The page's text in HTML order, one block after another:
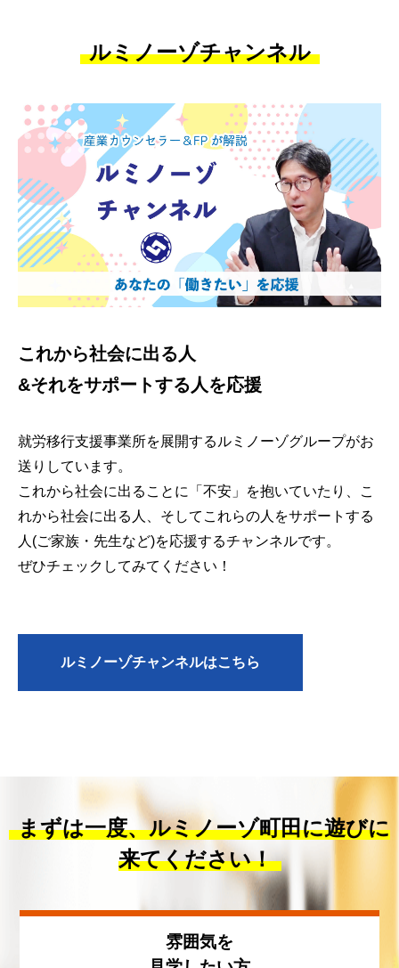
ルミノーゾチャンネル
これから社会に出る人
&それをサポートする人を応援
就労移行支援事業所を展開するルミノーゾグループがお
送りしています。
これから社会に出ることに「不安」を抱いていたり、こ
れから社会に出る人、そしてこれらの人をサポートする
人(ご家族・先生など)を応援するチャンネルです。
ぜひチェックしてみてください！
ルミノーゾチャンネルはこちら
まずは一度、ルミノーゾ町田に遊びに
来てください！
雰囲気を